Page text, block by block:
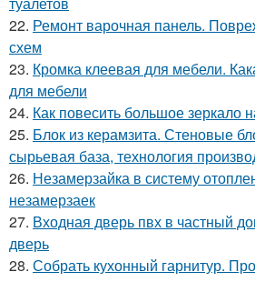
22. Ремонт варочная панель.
схем
23. Кромка клеевая для мебели.
для мебели
24. Как повесить большое зеркало
25. Блок из керамзита. Стеновые
сырьевая база, технология
26. Незамерзайка в систему
незамерзаек
27. Входная дверь пвх в частный
дверь
28. Собрать кухонный гарнитур.